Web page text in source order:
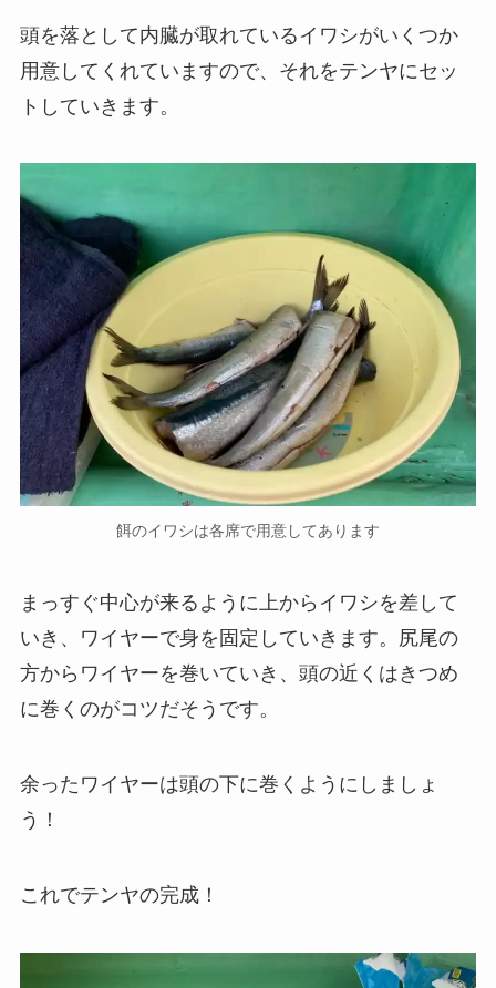
頭を落として内臓が取れているイワシがいくつか
用意してくれていますので、それをテンヤにセッ
トしていきます。
餌のイワシは各席で用意してあります
まっすぐ中心が来るように上からイワシを差して
いき、ワイヤーで身を固定していきます。尻尾の
方からワイヤーを巻いていき、頭の近くはきつめ
に巻くのがコツだそうです。
余ったワイヤーは頭の下に巻くようにしましょ
う！
これでテンヤの完成！